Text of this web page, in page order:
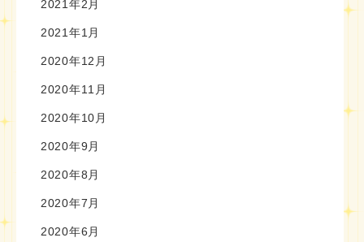
2021年2月
2021年1月
2020年12月
2020年11月
2020年10月
2020年9月
2020年8月
2020年7月
2020年6月